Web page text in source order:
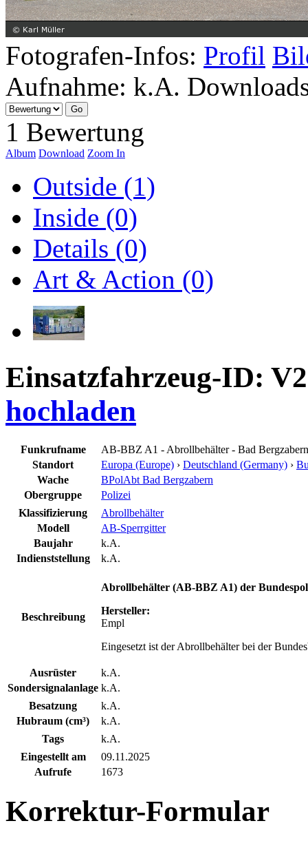
Fotografen-Infos: Profil
Aufnahme: k.A.
1 Bewertung
Album Download Zoom In
Outside (1)
Inside (0)
Details (0)
Art & Action (0)
Einsatzfahrzeug-ID:
hochladen
Funkrufname
AB-BBZ A1 - Abrollbehälter - Bad Bergzabern
Standort
Europa (Europe) › Deutschland (Germany) ›
Wache
BPolAbt Bad Bergzabern
Obergruppe
Polizei
Klassifizierung
Abrollbehälter
Modell
AB-Sperrgitter
Baujahr
k.A.
Indienststellung
k.A.
Beschreibung
Abrollbehälter (AB-BBZ A1) der
Hersteller:
Empl
Eingesetzt ist der Abrollbehälter bei der
Ausrüster
k.A.
Sondersignalanlage k.A.
Besatzung
k.A.
Hubraum (cm³)
k.A.
Tags
k.A.
Eingestellt am
09.11.2025
Aufrufe
1673
Korrektur-Formular